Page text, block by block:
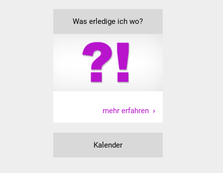
Route der
Lebenslagen
Was erledige ich wo?
mehr erfahren
Kalender